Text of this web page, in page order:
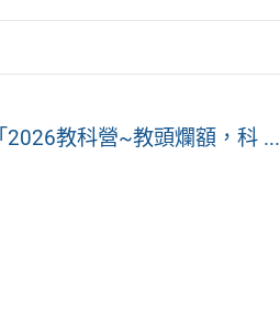
教科營~教頭爛額，科 ...